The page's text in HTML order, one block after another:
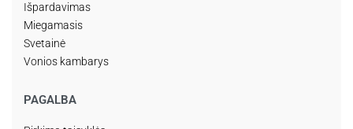
Išpardavimas
Miegamasis
Svetainė
Vonios kambarys
PAGALBA